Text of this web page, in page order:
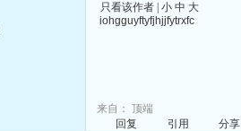
只看该作者| 小 中 大
iohgguyftyfjhjjfytrxfc
来自： 顶端
回复
引用 分享